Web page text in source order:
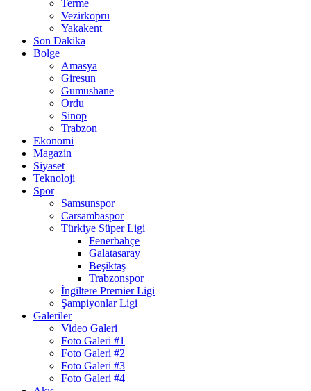
Terme
Vezirkopru
Yakakent
Son Dakika
Bolge
Amasya
Giresun
Gumushane
Ordu
Sinop
Trabzon
Ekonomi
Magazin
Siyaset
Teknoloji
Spor
Samsunspor
Carsambaspor
Türkiye Süper Ligi
Fenerbahçe
Galatasaray
Beşiktaş
Trabzonspor
İngiltere Premier Ligi
Şampiyonlar Ligi
Galeriler
Video Galeri
Foto Galeri #1
Foto Galeri #2
Foto Galeri #3
Foto Galeri #4